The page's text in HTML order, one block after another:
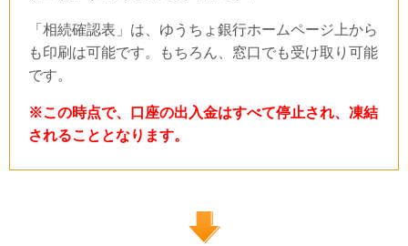
「相続確認表」は、ゆうちょ銀行ホームページ上から
も印刷は可能です。もちろん、窓口でも受け取り可能
です。
※この時点で、口座の出入金はすべて停止され、凍結
されることとなります。